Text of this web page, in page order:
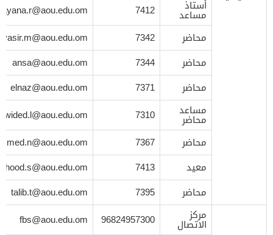
أستاذ
مساعد 7412
محاضر
7342
yasir.m@aou.edu.om
محاضر
7344
ansa@aou.edu.om
محاضر
7371
elnaz@aou.edu.om
مساعد
محاضر 7310
wided.l@aou.edu.om
محاضر
7367
معيد
7413
uhood.s@aou.edu.om
محاضر
7395
talib.t@aou.edu.om
مركز
الاتصال 96824957300
fbs@aou.edu.om